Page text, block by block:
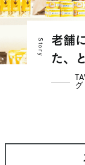
Story
老舗
た、
グ